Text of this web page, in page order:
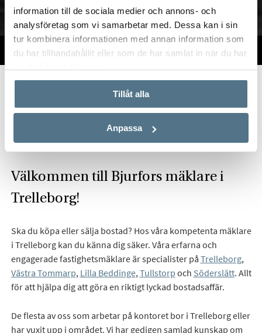
information till de sociala medier och annons- och
analysföretag som vi samarbetar med. Dessa kan i sin
tur kombinera informationen med annan information som
du har tillhandahållit eller som de har samlat in när du har
Tillåt alla
Anpassa
TILL SALU VI PÅ KONTORET VÄRDERA
Hitta mäklare i Trelleborg
Välkommen till Bjurfors mäklare i
Trelleborg!
Ska du köpa eller sälja bostad? Hos våra kompetenta mäklare
i Trelleborg kan du känna dig säker. Våra erfarna och
engagerade fastighetsmäklare är specialister på Trelleborg,
Västra Tommarp, Lilla Beddinge,Tullstorp och Söderslätt. Allt
för att hjälpa dig att göra en riktigt lyckad bostadsaffär.
De flesta av oss som arbetar på kontoret bor i Trelleborg eller
har vuxit upp i området. Vi har gedigen samlad kunskap om